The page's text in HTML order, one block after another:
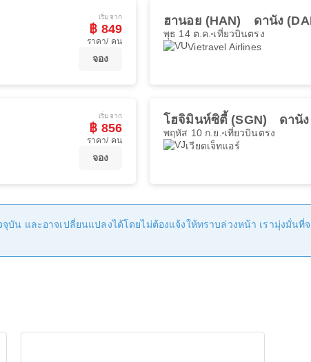
เริ่มจาก
฿ 849
ราคา/ คน
จอง
ฮานอย (HAN) ดานัง
พุธ 14 ต.ค. เที่ยวบินตรง
Vietravel Airlines
เริ่มจาก
฿ 856
ราคา/ คน
จอง
โฮจิมินห์ซิตี้ (SGN) ดานั
พฤหัส 10 ก.ย. เที่ยวบินตรง
เวียดเจ็ทแอร์
บัน และอาจเปลี่ยนแปลงได้โดยไม่ต้องแจ้งให้ทราบล่วงหน้า เรามุ่งมั่นที่